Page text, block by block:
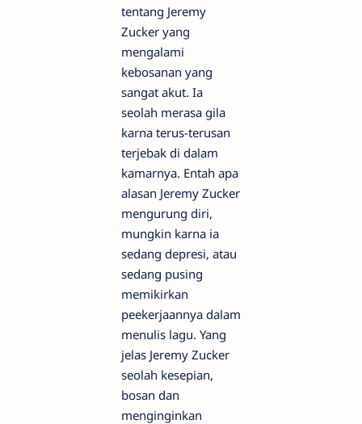
tentang Jeremy
Zucker yang
mengalami
kebosanan yang
sangat akut. Ia
seolah merasa gila
karna terus-terusan
terjebak di dalam
kamarnya. Entah apa
alasan Jeremy Zucker
mengurung diri,
mungkin karna ia
sedang depresi, atau
sedang pusing
memikirkan
peekerjaannya dalam
menulis lagu. Yang
jelas Jeremy Zucker
seolah kesepian,
bosan dan
menginginkan